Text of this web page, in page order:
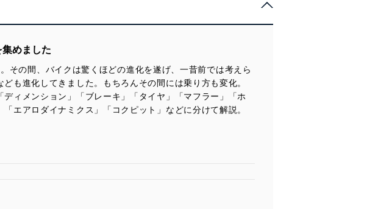
めました
その間、バイクは驚くほどの進化を遂げ、一昔前では考えら
も進化してきました。もちろんその間には乗り方も変化。
ィメンション」「ブレーキ」「タイヤ」「マフラー」「ホ
エアロダイナミクス」「コクピット」などに分けて解説。